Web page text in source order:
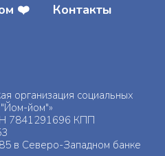
❤️
Контакты
организация социальных
йом"»
7841291696 КПП
в Северо-Западном банке